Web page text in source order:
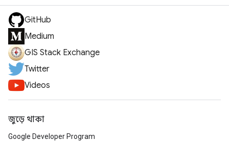
GitHub
Medium
GIS Stack Exchange
Twitter
Videos
জুড়ে থাকা
Google Developer Program